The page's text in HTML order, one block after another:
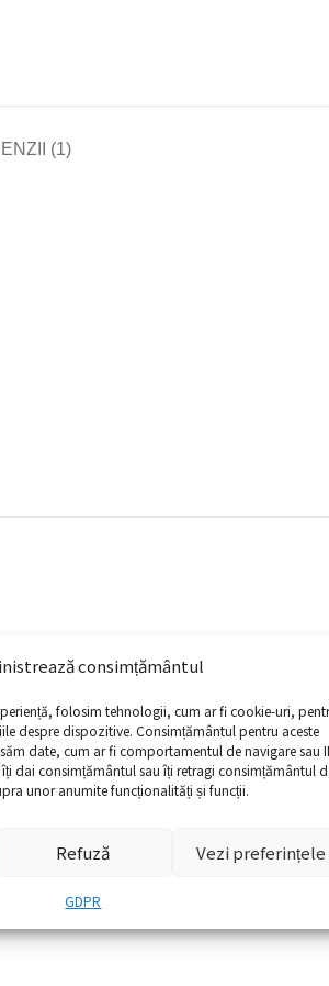
consimțământul
folosim tehnologii, cum ar fi cookie-uri,
despre dispozitive. Consimțământul pentru aceste
date, cum ar fi comportamentul de navigare sau
îți dai consimțământul sau îți retragi consimțământul
unor anumite funcționalități și funcții.
Refuză Vezi preferințele
GDPR
(1)
Email *
să comentez.